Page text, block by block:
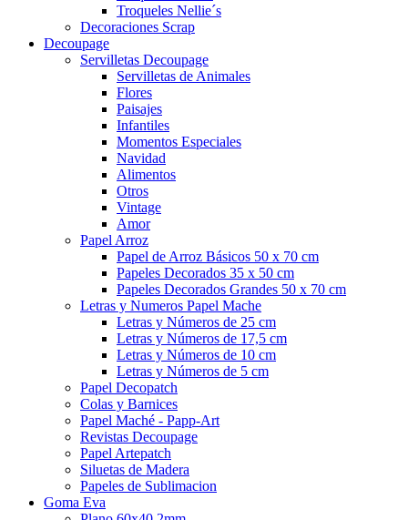
Troqueles Nellie´s
Decoraciones Scrap
Decoupage
Servilletas Decoupage
Servilletas de Animales
Flores
Paisajes
Infantiles
Momentos Especiales
Navidad
Alimentos
Otros
Vintage
Amor
Papel Arroz
Papel de Arroz Básicos 50 x 70 cm
Papeles Decorados 35 x 50 cm
Papeles Decorados Grandes 50 x 70 cm
Letras y Numeros Papel Mache
Letras y Números de 25 cm
Letras y Números de 17,5 cm
Letras y Números de 10 cm
Letras y Números de 5 cm
Papel Decopatch
Colas y Barnices
Papel Maché - Papp-Art
Revistas Decoupage
Papel Artepatch
Siluetas de Madera
Papeles de Sublimacion
Goma Eva